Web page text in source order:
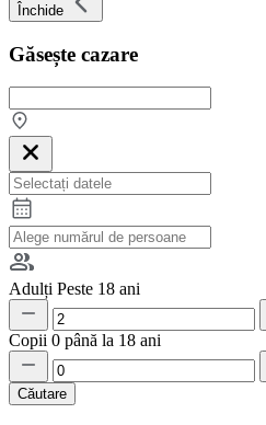
Închide
Găsește cazare
Adulți Peste 18 ani
Copii 0 până la 18 ani
Căutare